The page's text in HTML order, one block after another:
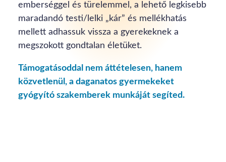
emberséggel és türelemmel, a lehető legkisebb
maradandó testi/lelki „kár” és mellékhatás
mellett adhassuk vissza a gyerekeknek a
megszokott gondtalan életüket.
Támogatásoddal nem áttételesen, hanem
közvetlenül, a daganatos gyermekeket
gyógyító szakemberek munkáját segíted.